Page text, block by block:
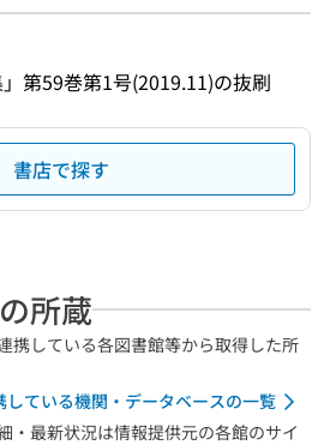
」第59巻第1号(2019.11)の抜刷
書店で探す
所蔵
携している各図書館等から取得した所
している機関・データベースの一覧
・最新状況は情報提供元の各館のサイ